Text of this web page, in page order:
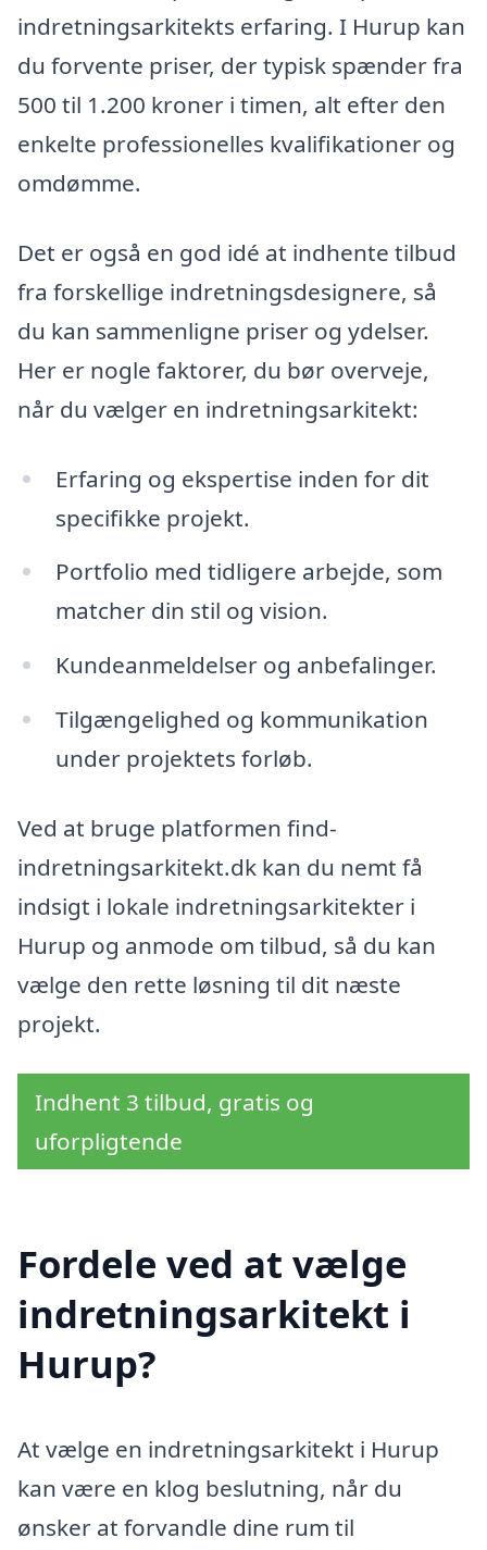
indretningsarkitekts erfaring. I Hurup kan
du forvente priser, der typisk spænder fra
500 til 1.200 kroner i timen, alt efter den
enkelte professionelles kvalifikationer og
omdømme.
Det er også en god idé at indhente tilbud
fra forskellige indretningsdesignere, så
du kan sammenligne priser og ydelser.
Her er nogle faktorer, du bør overveje,
når du vælger en indretningsarkitekt:
Erfaring og ekspertise inden for dit
specifikke projekt.
Portfolio med tidligere arbejde, som
matcher din stil og vision.
Kundeanmeldelser og anbefalinger.
Tilgængelighed og kommunikation
under projektets forløb.
Ved at bruge platformen find-
indretningsarkitekt.dk kan du nemt få
indsigt i lokale indretningsarkitekter i
Hurup og anmode om tilbud, så du kan
vælge den rette løsning til dit næste
projekt.
Indhent 3 tilbud, gratis og
uforpligtende
Fordele ved at vælge
indretningsarkitekt i
Hurup?
At vælge en indretningsarkitekt i Hurup
kan være en klog beslutning, når du
ønsker at forvandle dine rum til